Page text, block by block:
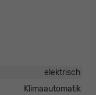
elektrisch
Klimaautomatik